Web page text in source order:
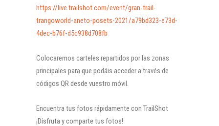
https://live.trailshot.com/event/gran-trail-
trangoworld-aneto-posets-2021/a79bd323-e73d-
4dec-b76f-d5c938d708fb
Colocaremos carteles repartidos por las zonas
principales para que podáis acceder a través de
códigos QR desde vuestro móvil.
Encuentra tus fotos rápidamente con TrailShot
¡Disfruta y comparte tus fotos!